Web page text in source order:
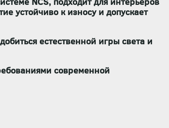
устойчиво к износу и допускает
естественной игры света и
современной